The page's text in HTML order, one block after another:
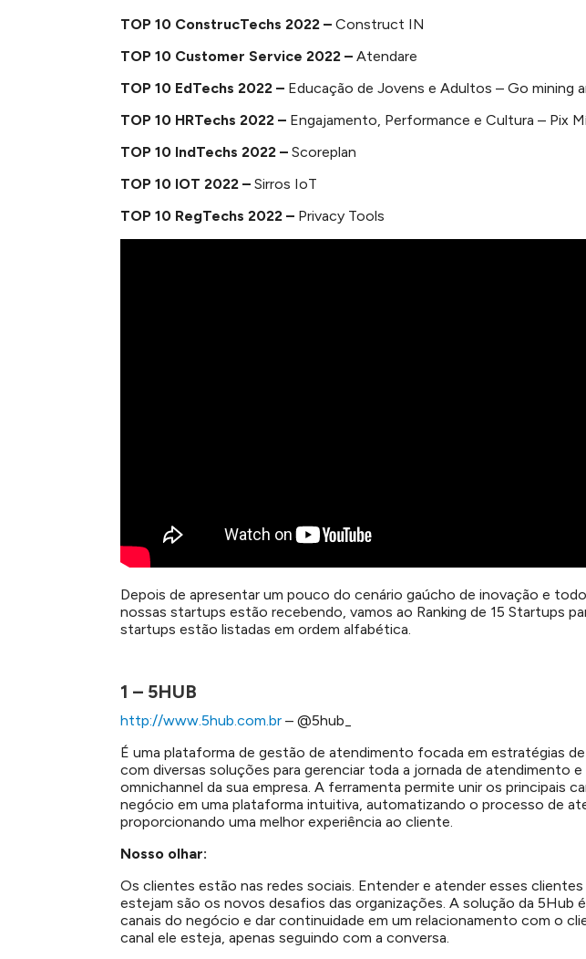
TOP 10 ConstrucTechs 2022 – Construct IN
TOP 10 Customer Service 2022 – Atendare
TOP 10 EdTechs 2022 – Educação de Jovens e Adultos – Go mining
TOP 10 HRTechs 2022 – Engajamento, Performance e Cultura – Pix
TOP 10 IndTechs 2022 – Scoreplan
TOP 10 IOT 2022 – Sirros IoT
TOP 10 RegTechs 2022 – Privacy Tools
Depois de apresentar um pouco do cenário gaúcho de inovação e
nossas startups estão recebendo, vamos ao Ranking de 15 Startups
startups estão listadas em ordem alfabética.
1 – 5HUB
http://www.5hub.com.br – @5hub_
É uma plataforma de gestão de atendimento focada em estratégias
com diversas soluções para gerenciar toda a jornada de atendimento
omnichannel da sua empresa. A ferramenta permite unir os principais
negócio em uma plataforma intuitiva, automatizando o processo de
proporcionando uma melhor experiência ao cliente.
Nosso olhar:
Os clientes estão nas redes sociais. Entender e atender esses
estejam são os novos desafios das organizações. A solução da 5Hub
canais do negócio e dar continuidade em um relacionamento com o
canal ele esteja, apenas seguindo com a conversa.